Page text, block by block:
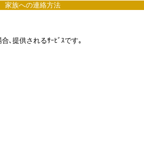
家族への連絡方法
､提供されるｻｰﾋﾞｽです｡